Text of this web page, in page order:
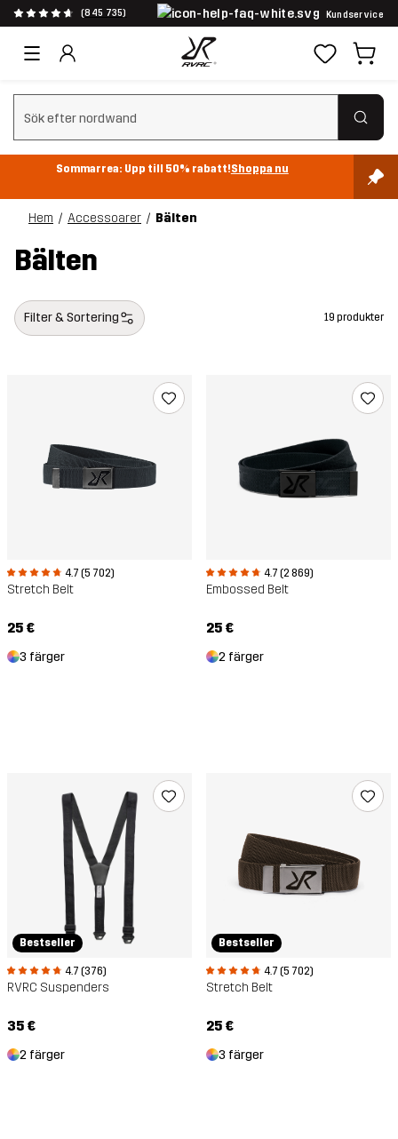
(845 735) Kundservice
Rensa sök
Sommarrea: Upp till 50% rabatt!Shoppa nu
Hem Accessoarer Bälten
Bälten
Filter & Sortering 19 produkter
4.7 (5 702)
Stretch Belt
25 €
3 färger
4.7 (2 869)
Embossed Belt
25 €
2 färger
Bestseller
4.7 (376)
RVRC Suspenders
35 €
2 färger
Bestseller
4.7 (5 702)
Stretch Belt
25 €
3 färger